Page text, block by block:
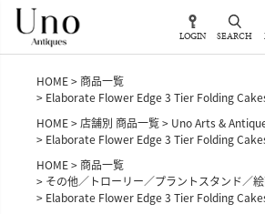
LOGIN SEARCH
HOME
商品一覧
Elaborate Flower Edge 3 Tier Folding
HOME
店舗別 商品一覧
Uno Arts &
Elaborate Flower Edge 3 Tier Folding
HOME
商品一覧
その他／トローリー／プラントスタンド／
Elaborate Flower Edge 3 Tier Folding